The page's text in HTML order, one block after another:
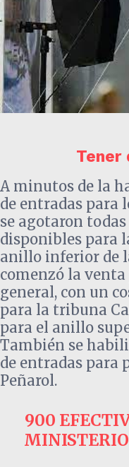
Tener
A minutos de la
de entradas para
se agotaron
disponibles para
anillo inferior de
comenzó la
general, con un
para la tribuna
para el anillo
También se
de entradas para
Peñarol.
900